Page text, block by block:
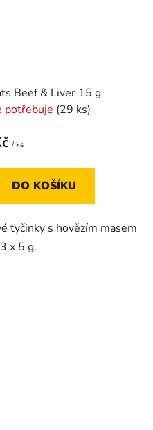
Beef & Liver 15 g
potřebuje (29 ks)
/ ks
DO KOŠÍKU
tyčinky s hovězím masem
x 5 g.